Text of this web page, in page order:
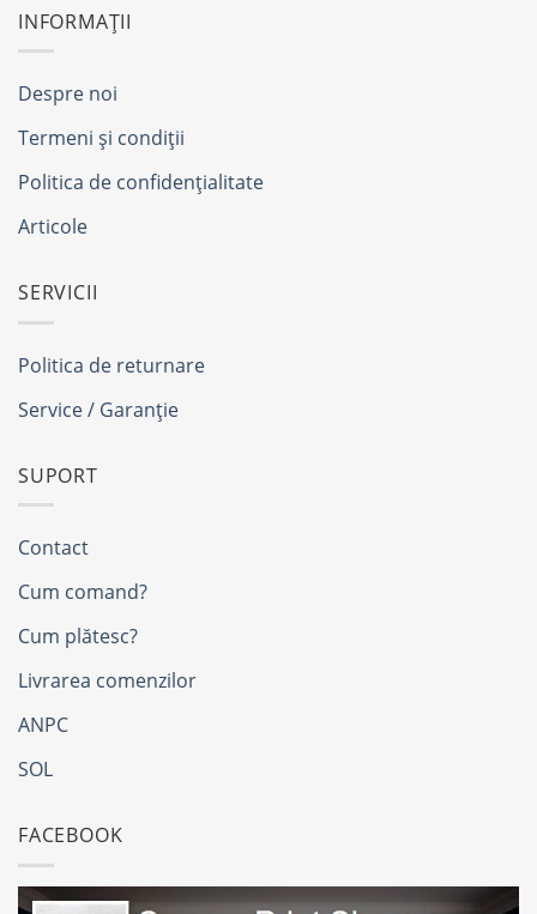
INFORMAȚII
Despre noi
Termeni și condiții
Politica de confidențialitate
Articole
SERVICII
Politica de returnare
Service / Garanție
SUPORT
Contact
Cum comand?
Cum plătesc?
Livrarea comenzilor
ANPC
SOL
FACEBOOK